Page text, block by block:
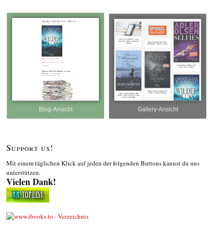
Blog-Ansicht Gallery-Ansicht
Support us!
Mit einem täglichen Klick auf jeden der folgenden Buttons kannst du uns
unterstützen.
Vielen Dank!